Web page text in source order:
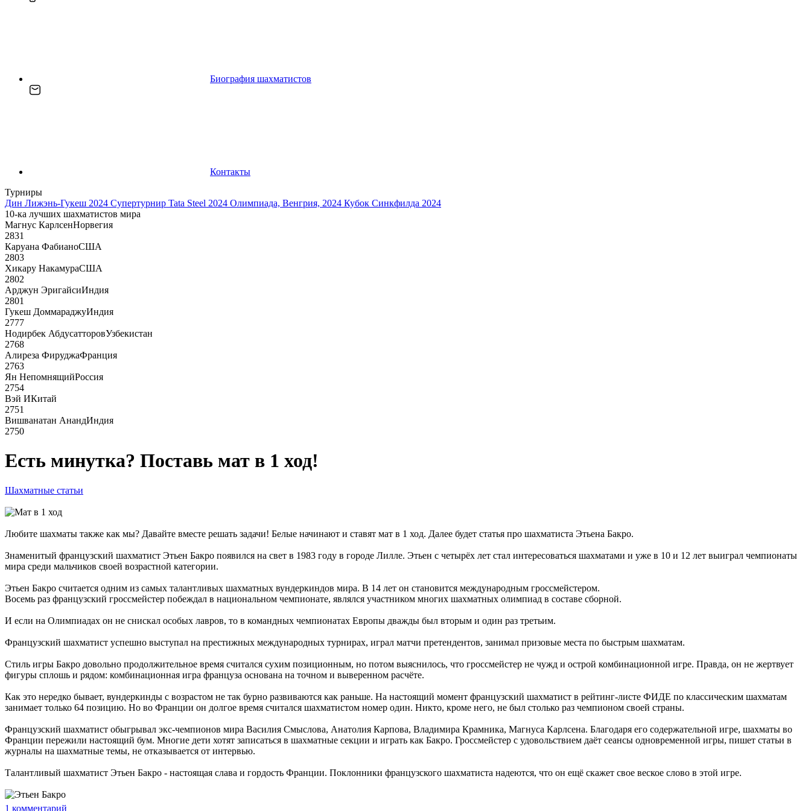
Биография шахматистов
Контакты
Турниры
Дин Лижэнь-Гукеш 2024 Супертурнир Tata Steel 2024 Олимпиада, Венгрия, 2024 Кубок Синкфилда 2024
10-ка лучших шахматистов мира
Магнус КарлсенНорвегия
2831
Каруана ФабианоСША
2803
Хикару НакамураСША
2802
Арджун ЭригайсиИндия
2801
Гукеш ДоммараджуИндия
2777
Нодирбек АбдусатторовУзбекистан
2768
Алиреза ФируджаФранция
2763
Ян НепомнящийРоссия
2754
Вэй ИКитай
2751
Вишванатан АнандИндия
2750
Есть минутка? Поставь мат в 1 ход!
Шахматные статьи
Любите шахматы также как мы? Давайте вместе решать задачи! Белые начинают и ставят мат в 1 ход. Далее будет статья про шахматиста Этьена Бакро.
Знаменитый французский шахматист Этьен Бакро появился на свет в 1983 году в городе Лилле. Этьен с четырёх лет стал интересоваться шахматами и уже в 10 и 12 лет выиграл чемпионаты
мира среди мальчиков своей возрастной категории.
Этьен Бакро считается одним из самых талантливых шахматных вундеркиндов мира. В 14 лет он становится международным гроссмейстером.
Восемь раз французский гроссмейстер побеждал в национальном чемпионате, являлся участником многих шахматных олимпиад в составе сборной.
И если на Олимпиадах он не снискал особых лавров, то в командных чемпионатах Европы дважды был вторым и один раз третьим.
Французский шахматист успешно выступал на престижных международных турнирах, играл матчи претендентов, занимал призовые места по быстрым шахматам.
Стиль игры Бакро довольно продолжительное время считался сухим позиционным, но потом выяснилось, что гроссмейстер не чужд и острой комбинационной игре. Правда, он не жертвует
фигуры сплошь и рядом: комбинационная игра француза основана на точном и выверенном расчёте.
Как это нередко бывает, вундеркинды с возрастом не так бурно развиваются как раньше. На настоящий момент французский шахматист в рейтинг-листе ФИДЕ по классическим шахматам
занимает только 64 позицию. Но во Франции он долгое время считался шахматистом номер один. Никто, кроме него, не был столько раз чемпионом своей страны.
Французский шахматист обыгрывал экс-чемпионов мира Василия Смыслова, Анатолия Карпова, Владимира Крамника, Магнуса Карлсена. Благодаря его содержательной игре, шахматы во
Франции пережили настоящий бум. Многие дети хотят записаться в шахматные секции и играть как Бакро. Гроссмейстер с удовольствием даёт сеансы одновременной игры, пишет статьи в
журналы на шахматные темы, не отказывается от интервью.
Талантливый шахматист Этьен Бакро - настоящая слава и гордость Франции. Поклонники французского шахматиста надеются, что он ещё скажет свое веское слово в этой игре.
1 комментарий